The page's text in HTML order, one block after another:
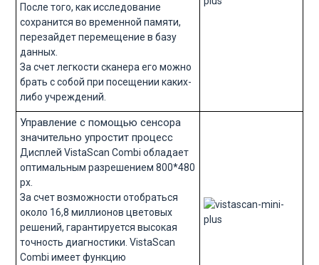
После того, как исследование
сохранится во временной памяти,
перезайдет перемещение в базу
данных.
За счет легкости сканера его можно
брать с собой при посещении каких-
либо учреждений.
Управление с помощью сенсора
значительно упростит процесс
Дисплей VistaScan Combi обладает
оптимальным разрешением 800*480
px.
За счет возможности отобраться
около 16,8 миллионов цветовых
решений, гарантируется высокая
точность диагностики. VistaScan
Combi имеет функцию